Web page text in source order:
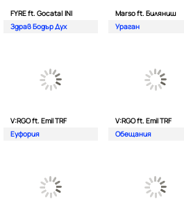
FYRE ft. Gocata| INI
Здрав Бодър Дух
Marso ft. Биляниш
Ураган
V:RGO ft. Emil TRF
Еуфория
V:RGO ft. Emil TRF
Обещания